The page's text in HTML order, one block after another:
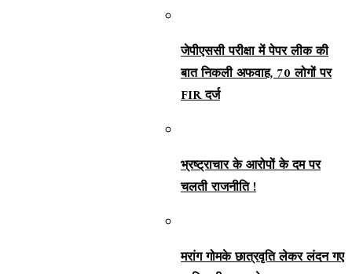
जेपीएससी परीक्षा में पेपर लीक की
बात निकली अफवाह, 70 लोगों पर
FIR दर्ज
भ्रष्ट्राचार के आरोपों के दम पर
चलती राजनीति !
मरांग गोमके छात्रवृति लेकर लंदन गए